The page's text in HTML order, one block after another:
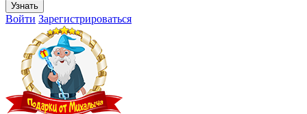
Узнать
Войти Зарегистрироваться